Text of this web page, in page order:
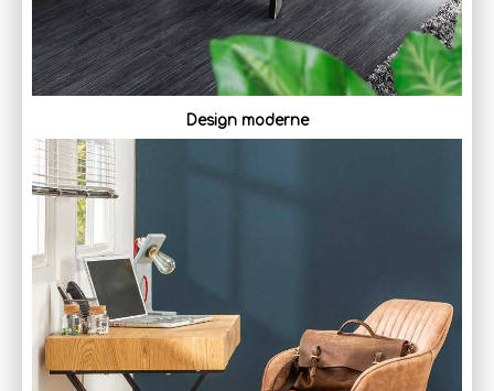
Design moderne